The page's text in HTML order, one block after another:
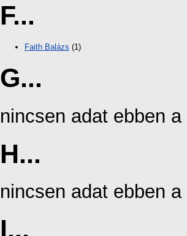
F...
Faith Balázs (1)
G...
nincsen adat ebben
H...
nincsen adat ebben
I...